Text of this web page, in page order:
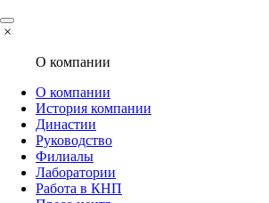
×
О компании
О компании
История компании
Династии
Руководство
Филиалы
Лаборатории
Работа в КНП